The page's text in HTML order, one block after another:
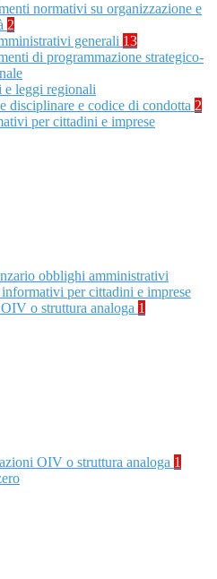
normativi su organizzazione e
2
generali 13
di programmazione strategico-
e leggi regionali
disciplinare e codice di condotta 2
per cittadini e imprese
obblighi amministrativi
per cittadini e imprese
o struttura analoga 1
OIV o struttura analoga 1